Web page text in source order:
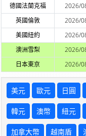
德國法蘭克福 2026/
英國倫敦
2026/
美國紐約
2026/
澳洲雪梨
2026/
日本東京
2026/
美元 歐元 日圓
韓元 澳幣 紐元
加拿大幣 越南盾